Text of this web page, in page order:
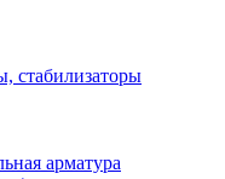
стабилизаторы
арматура